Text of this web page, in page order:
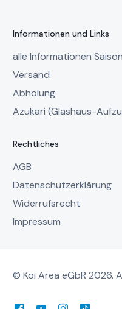
Informationen und Links
alle Informationen
Versand
Abholung
Azukari (Glashaus-
Rechtliches
AGB
Datenschutzerklärung
Widerrufsrecht
Impressum
© Koi Area eGbR 2026.